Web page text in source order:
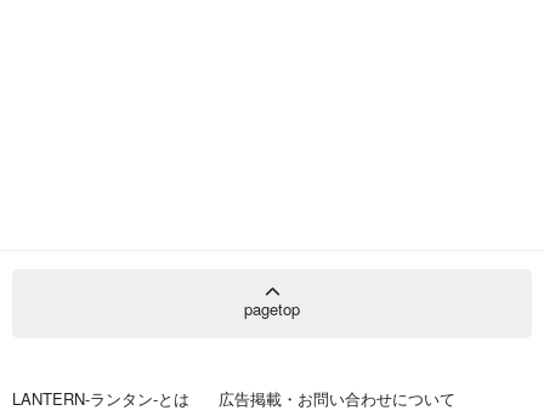
pagetop
LANTERN-ランタン-とは
広告掲載・お問い合わせについて